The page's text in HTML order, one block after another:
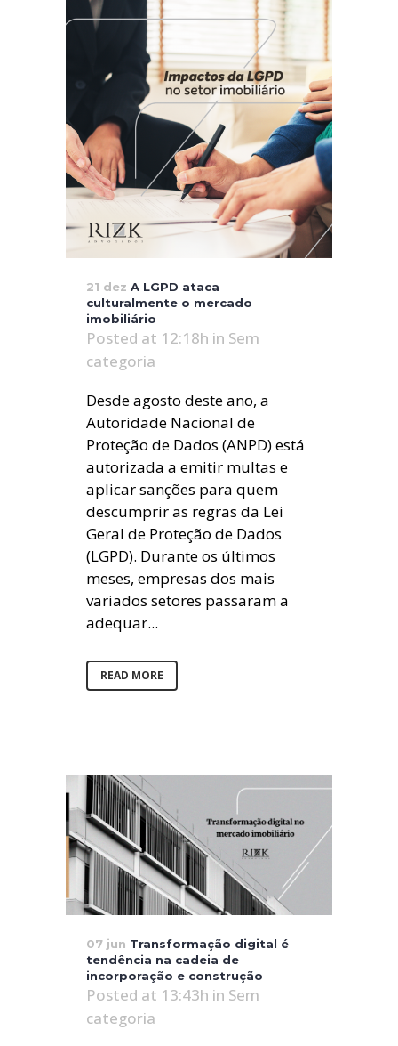
21 dez A LGPD ataca
culturalmente o mercado
imobiliário
Posted at 12:18h in Sem
categoria
Desde agosto deste ano, a
Autoridade Nacional de
Proteção de Dados (ANPD) está
autorizada a emitir multas e
aplicar sanções para quem
descumprir as regras da Lei
Geral de Proteção de Dados
(LGPD). Durante os últimos
meses, empresas dos mais
variados setores passaram a
adequar...
READ MORE
07 jun Transformação digital é
tendência na cadeia de
incorporação e construção
Posted at 13:43h in Sem
categoria